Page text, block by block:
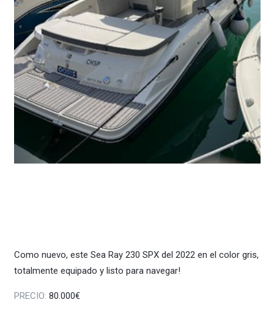
Como nuevo, este Sea Ray 230 SPX del 2022 en el color gris,
totalmente equipado y listo para navegar!
PRECIO: 80.000€